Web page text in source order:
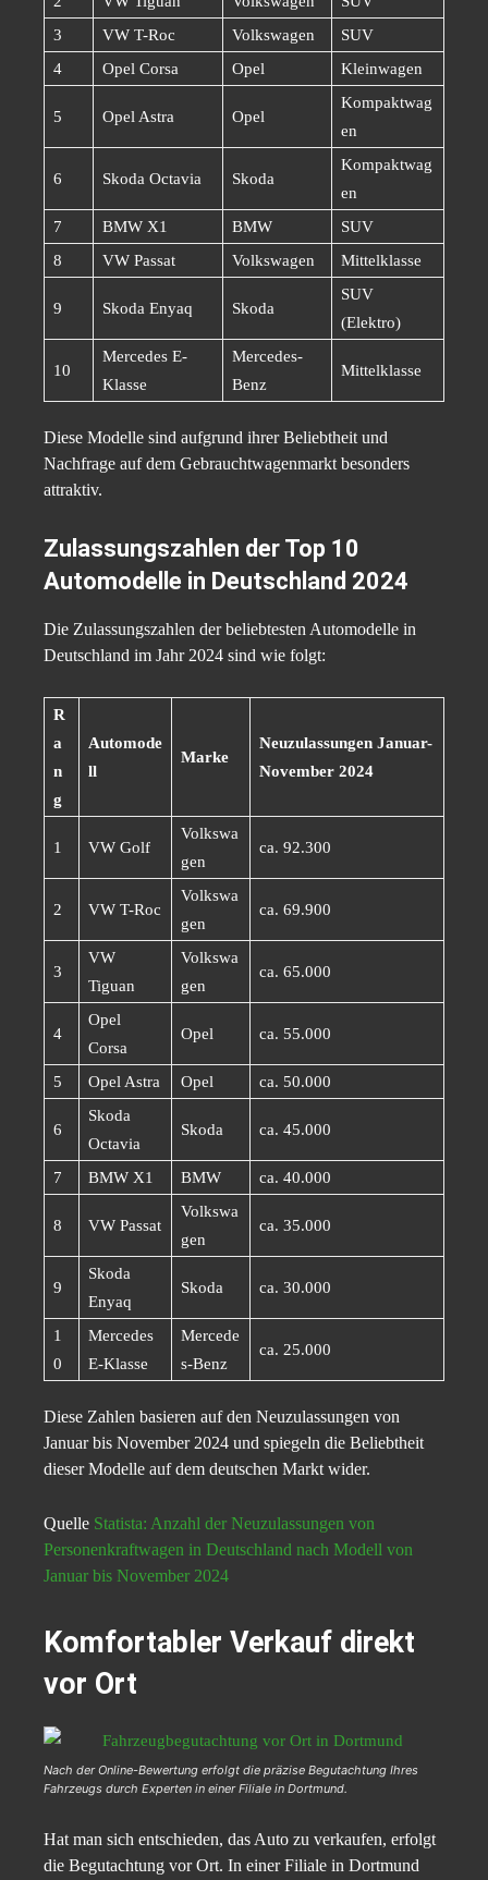
3
VW T-Roc Volkswagen
SUV
4
Opel Corsa Opel Kleinwagen
5 Opel Astra Opel
Kompaktwag
en
6 Skoda Octavia Skoda
Kompaktwag
en
7
BMW X1 BMW
SUV
8
VW Passat Volkswagen Mittelklasse
9 Skoda Enyaq Skoda
SUV
(Elektro)
10
Mercedes E-
Klasse
Mercedes-
Benz
Mittelklasse
Diese Modelle sind aufgrund ihrer Beliebtheit und
Nachfrage auf dem Gebrauchtwagenmarkt besonders
attraktiv.
Zulassungszahlen der Top 10
Automodelle in Deutschland 2024
Die Zulassungszahlen der beliebtesten Automodelle in
Deutschland im Jahr 2024 sind wie folgt:
R
a
n
g
Automode
ll
Marke
Neuzulassungen Januar-
November 2024
1 VW Golf
Volkswa
gen
ca. 92.300
2 VW T-Roc
Volkswa
gen
ca. 69.900
3
VW
Tiguan
Volkswa
gen
ca. 65.000
4
Opel
Corsa
Opel ca. 55.000
5 Opel Astra Opel ca. 50.000
6
Skoda
Octavia
Skoda ca. 45.000
7 BMW X1 BMW ca. 40.000
8 VW Passat
Volkswa
gen
ca. 35.000
9
Skoda
Enyaq
Skoda ca. 30.000
1
0
Mercedes
E-Klasse
Mercede
s-Benz
ca. 25.000
Diese Zahlen basieren auf den Neuzulassungen von
Januar bis November 2024 und spiegeln die Beliebtheit
dieser Modelle auf dem deutschen Markt wider.
Quelle Statista: Anzahl der Neuzulassungen von
Personenkraftwagen in Deutschland nach Modell von
Januar bis November 2024
Komfortabler Verkauf direkt
vor Ort
Nach der Online-Bewertung erfolgt die präzise Begutachtung Ihres
Fahrzeugs durch Experten in einer Filiale in Dortmund.
Hat man sich entschieden, das Auto zu verkaufen, erfolgt
die Begutachtung vor Ort. In einer Filiale in Dortmund